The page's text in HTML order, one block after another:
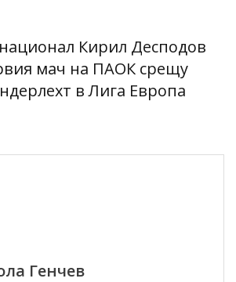
Кирил Десподов
мач на ПАОК срещу
в Лига Европа
Генчев